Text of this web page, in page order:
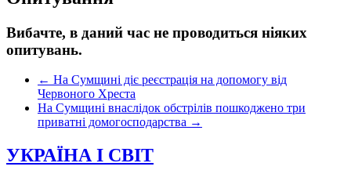
Вибачте, в даний час не проводиться ніяких
опитувань.
← На Сумщині діє реєстрація на допомогу від
Червоного Хреста
На Сумщині внаслідок обстрілів пошкоджено три
приватні домогосподарства →
УКРАЇНА І СВІТ